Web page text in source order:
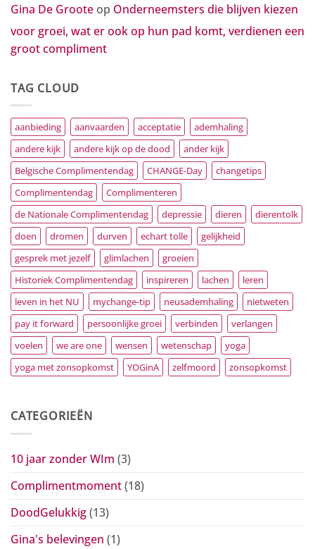
Gina De Groote op Onderneemsters die blijven kiezen
voor groei, wat er ook op hun pad komt, verdienen een
groot compliment
TAG CLOUD
aanbieding aanvaarden acceptatie
ademhaling
andere kijk
andere kijk op de dood
ander kijk
Belgische Complimentendag
CHANGE-Day
changetips
Complimentendag
Complimenteren
de Nationale Complimentendag
depressie dieren
dierentolk
doen
dromen durven echart tolle
gelijkheid
gesprek met jezelf
glimlachen
groeien
Historiek Complimentendag
inspireren lachen
leren
leven in het NU
mychange-tip neusademhaling
nietweten
pay it forward
persoonlijke groei verbinden
verlangen
voelen
we are one wensen wetenschap
yoga
yoga met zonsopkomst
YOGinA zelfmoord zonsopkomst
CATEGORIEËN
10 jaar zonder WIm (3)
Complimentmoment(18)
DoodGelukkig(13)
Gina's belevingen (1)